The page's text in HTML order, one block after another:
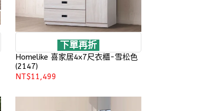
下單再折
Homelike 喜家居4x7尺衣櫃-雪松色
(2147)
NT$11,499